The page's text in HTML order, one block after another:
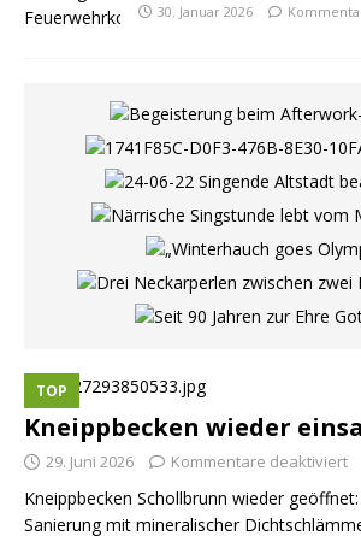
30. Januar 2026
TOP
Kneippbecken wieder
29. Juni 2026 Kommentare deaktiviert
Kneippbecken Schollbrunn wieder
Sanierung mit mineralischer